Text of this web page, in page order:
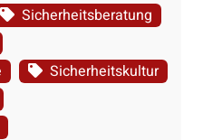
Sicherheitsberatung
Sicherheitskultur